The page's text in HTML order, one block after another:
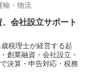
輸・物流
会社設立サポート
税理士が経営する起
創業融資・会社設立・
決算・申告対応・税務